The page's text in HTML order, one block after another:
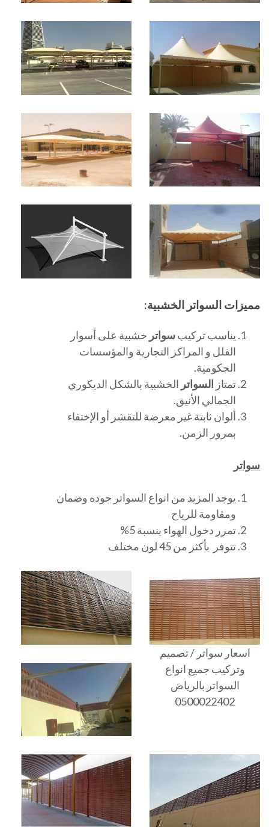
مميزات السواتر الخشبية:
يناسب تركيبسواتر خشبية على أسوار
الفلل و المراكز التجارية والمؤسسات
الحكومية.
تمتاز السواتر الخشبية بالشكل الديكوري
الجمالي الأنيق.
ألوان ثابتة غير معرضة للتقشر أو الإختفاء
بمرور الزمن.
سواتر
يوجد المزيد من انواع السواتر جوده وضمان
ومقاومة للرياح
تمرر دخول الهواء بنسبة 5%
تتوفر بأكثر من 45 لون مختلف
اسعار سواتر / تصميم
وتركيب جميع انواع
السواتر بالرياض
0500022402